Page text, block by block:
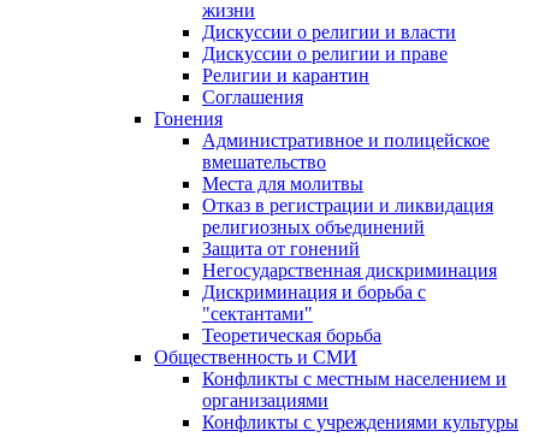
жизни
Дискуссии о религии и власти
Дискуссии о религии и праве
Религии и карантин
Соглашения
Гонения
Административное и полицейское
вмешательство
Места для молитвы
Отказ в регистрации и ликвидация
религиозных объединений
Защита от гонений
Негосударственная дискриминация
Дискриминация и борьба с
"сектантами"
Теоретическая борьба
Общественность и СМИ
Конфликты с местным населением и
организациями
Конфликты с учреждениями культуры